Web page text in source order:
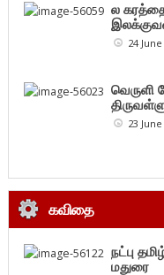
ல
24
வெருளி
23
கவிதை
நட்பு
மதுரை